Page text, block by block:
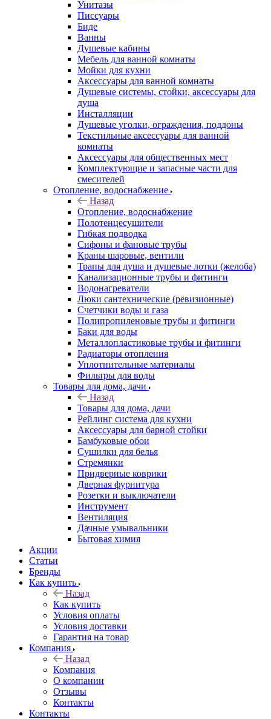
Унитазы
Писсуары
Биде
Ванны
Душевые кабины
Мебель для ванной комнаты
Мойки для кухни
Аксессуары для ванной комнаты
Душевые системы, стойки, аксессуары для
душа
Инсталляции
Душевые уголки, ограждения, поддоны
Текстильные аксессуары для ванной
комнаты
Аксессуары для общественных мест
Комплектующие и запасные части для
смесителей
Отопление, водоснабжение
Назад
Отопление, водоснабжение
Полотенцесушители
Гибкая подводка
Сифоны и фановые трубы
Краны шаровые, вентили
Трапы для душа и душевые лотки (желоба)
Канализационные трубы и фитинги
Водонагреватели
Люки сантехнические (ревизионные)
Счетчики воды и газа
Полипропиленовые трубы и фитинги
Баки для воды
Металлопластиковые трубы и фитинги
Радиаторы отопления
Уплотнительные материалы
Фильтры для воды
Товары для дома, дачи
Назад
Товары для дома, дачи
Рейлинг система для кухни
Аксессуары для барной стойки
Бамбуковые обои
Сушилки для белья
Стремянки
Придверные коврики
Дверная фурнитура
Розетки и выключатели
Инструмент
Вентиляция
Дачные умывальники
Бытовая химия
Акции
Статьи
Бренды
Как купить
Назад
Как купить
Условия оплаты
Условия доставки
Гарантия на товар
Компания
Назад
Компания
О компании
Отзывы
Контакты
Контакты